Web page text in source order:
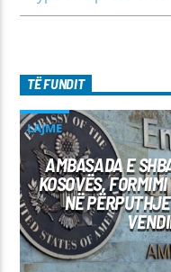
TË FUNDIT
LAJME
AMBASADA E
KOSOVËS,
NË